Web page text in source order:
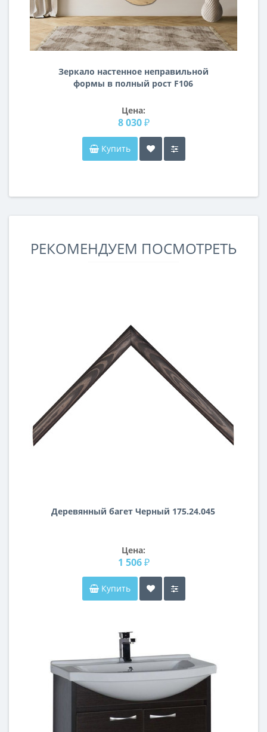
Зеркало настенное неправильной
формы в полный рост F106
Цена:
8 030 ₽
Купить
РЕКОМЕНДУЕМ ПОСМОТРЕТЬ
Деревянный багет Черный 175.24.045
Цена:
1 506 ₽
Купить